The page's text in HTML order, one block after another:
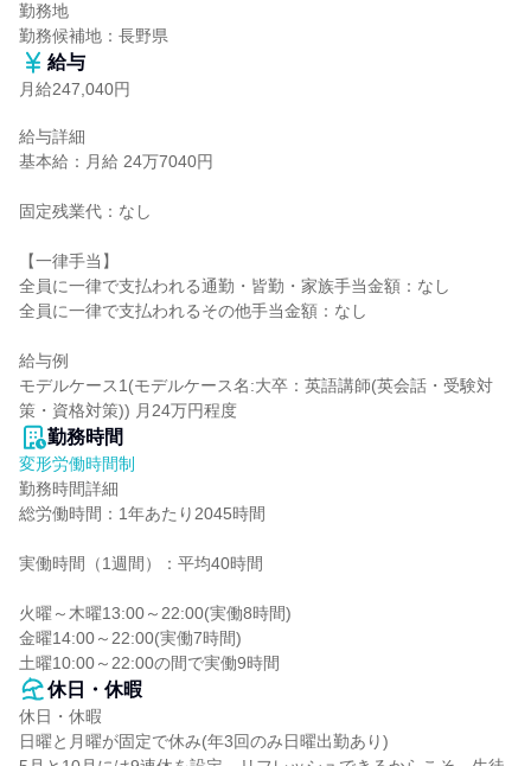
勤務地
勤務候補地：長野県
給与
月給247,040円
給与詳細
基本給：月給 24万7040円
固定残業代：なし
【一律手当】
全員に一律で支払われる通勤・皆勤・家族手当金額：なし
全員に一律で支払われるその他手当金額：なし
給与例
モデルケース1(モデルケース名:大卒：英語講師(英会話・受験対
策・資格対策)) 月24万円程度
勤務時間
変形労働時間制
勤務時間詳細
総労働時間：1年あたり2045時間
実働時間（1週間）：平均40時間
火曜～木曜13:00～22:00(実働8時間)
金曜14:00～22:00(実働7時間)
土曜10:00～22:00の間で実働9時間
休日・休暇
休日・休暇
日曜と月曜が固定で休み(年3回のみ日曜出勤あり)